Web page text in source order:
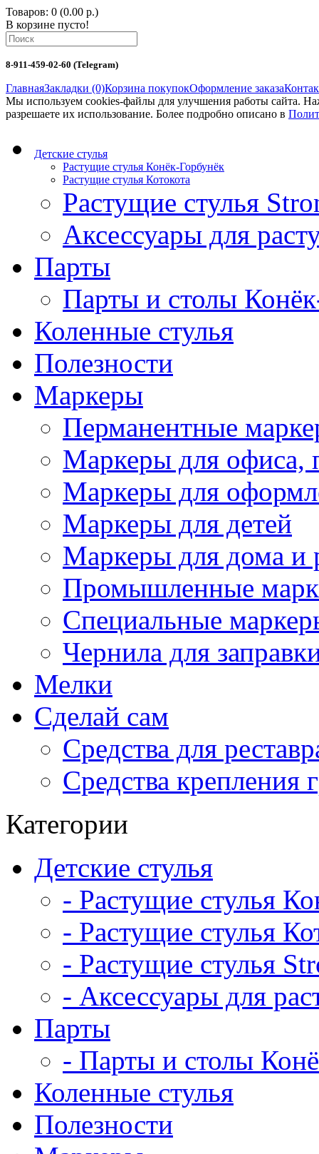
Товаров: 0 (0.00 р.)
В корзине пусто!
8-911-459-02-60 (Telegram)
ГлавнаяЗакладки (0)Корзина покупокОформление заказа
Мы используем cookies-файлы для улучшения работы сайта.
разрешаете их использование. Более подробно описано в
Детские стулья
Растущие стулья Конёк-Горбунёк
Растущие стулья Котокота
Растущие стулья
Аксессуары для
Парты
Парты и столы
Коленныe стулья
Полезности
Маркеры
Перманентные
Маркеры для офиса,
Маркеры для
Маркеры для детей
Маркеры для дома и
Промышленные
Специальные
Чернила для
Мелки
Сделай сам
Средства для
Средства крепления
Категории
Детские стулья
- Растущие стулья
- Растущие стулья
- Растущие стулья
- Аксессуары для
Парты
- Парты и столы
Коленныe стулья
Полезности